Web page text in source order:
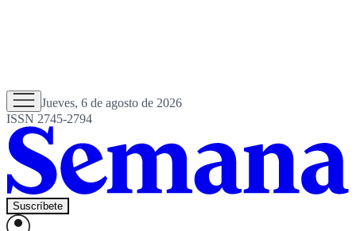
Jueves, 6 de agosto de 2026
ISSN 2745-2794
Suscríbete